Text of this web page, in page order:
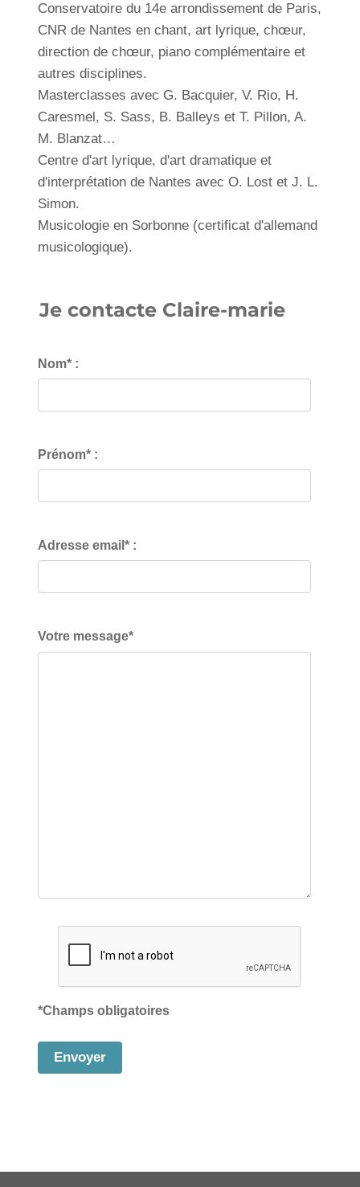
Conservatoire du 14e arrondissement de Paris,
CNR de Nantes en chant, art lyrique, chœur,
direction de chœur, piano complémentaire et
autres disciplines.
Masterclasses avec G. Bacquier, V. Rio, H.
Caresmel, S. Sass, B. Balleys et T. Pillon, A.
M. Blanzat…
Centre d'art lyrique, d'art dramatique et
d'interprétation de Nantes avec O. Lost et J. L.
Simon.
Musicologie en Sorbonne (certificat d'allemand
musicologique).
Je contacte Claire-marie
Nom* :
Prénom* :
Adresse email* :
Votre message*
*Champs obligatoires